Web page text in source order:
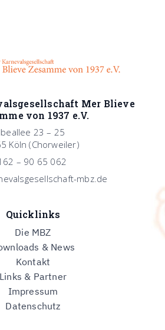
Mer Blieve
von 1937 e.V.
23 – 25
Köln (Chorweiler)
– 90 65 062
mbz.de
Quicklinks
Die MBZ
& News
Kontakt
Links & Partner
Impressum
Datenschutz